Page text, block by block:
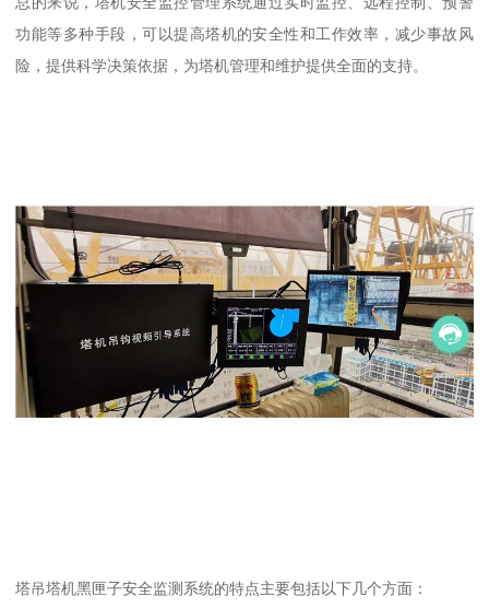
功能等多种手段，可以提高塔机的安全性和工作效率，减少事故风
险，提供科学决策依据，为塔机管理和维护提供全面的支持。
塔吊塔机黑匣子安全监测系统的特点主要包括以下几个方面：